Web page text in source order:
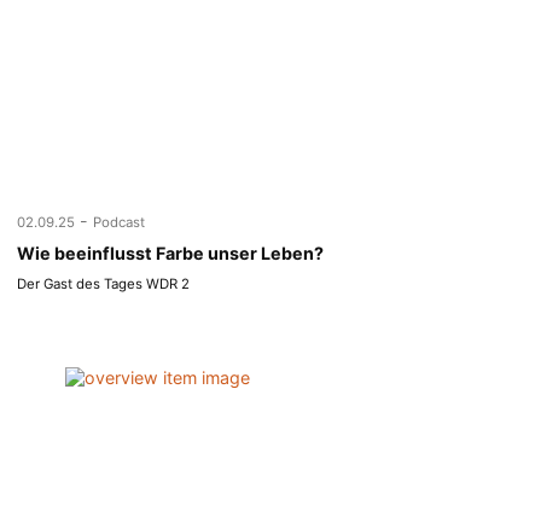
02.09.25 - Podcast
Wie beeinflusst Farbe unser Leben?
Der Gast des Tages WDR 2